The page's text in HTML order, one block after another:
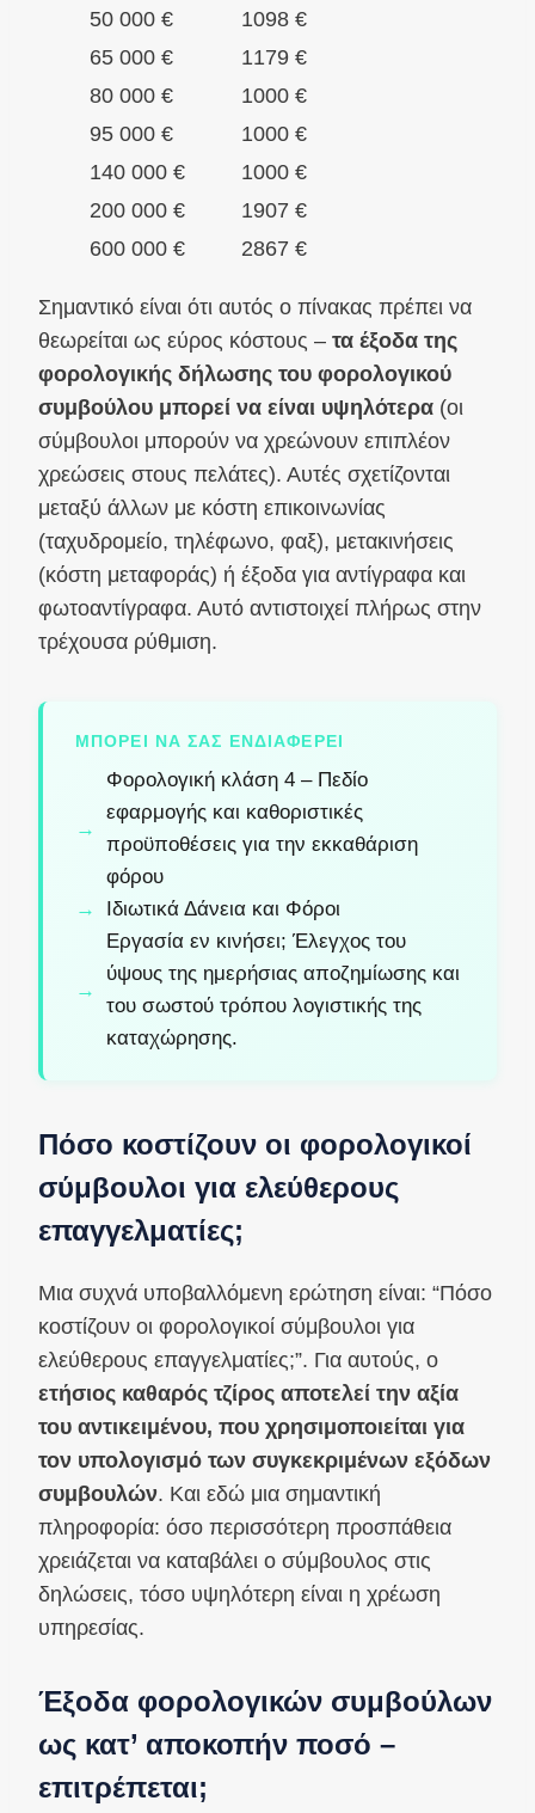
50 000 €
1098 €
65 000 €
1179 €
80 000 €
1000 €
95 000 €
1000 €
140 000 €
1000 €
200 000 €
1907 €
600 000 €
2867 €
Σημαντικό είναι ότι αυτός ο πίνακας πρέπει να
θεωρείται ως εύρος κόστους – τα έξοδα της
φορολογικής δήλωσης του φορολογικού
συμβούλου μπορεί να είναι υψηλότερα (οι
σύμβουλοι μπορούν να χρεώνουν επιπλέον
χρεώσεις στους πελάτες). Αυτές σχετίζονται
μεταξύ άλλων με κόστη επικοινωνίας
(ταχυδρομείο, τηλέφωνο, φαξ), μετακινήσεις
(κόστη μεταφοράς) ή έξοδα για αντίγραφα και
φωτοαντίγραφα. Αυτό αντιστοιχεί πλήρως στην
τρέχουσα ρύθμιση.
ΜΠΟΡΕΊ ΝΑ ΣΑΣ ΕΝΔΙΑΦΈΡΕΙ
Φορολογική κλάση 4 – Πεδίο
εφαρμογής και καθοριστικές
προϋποθέσεις για την εκκαθάριση
φόρου
Ιδιωτικά Δάνεια και Φόροι
Εργασία εν κινήσει; Έλεγχος του
ύψους της ημερήσιας αποζημίωσης και
του σωστού τρόπου λογιστικής της
καταχώρησης.
Πόσο κοστίζουν οι φορολογικοί
σύμβουλοι για ελεύθερους
επαγγελματίες;
Μια συχνά υποβαλλόμενη ερώτηση είναι: “Πόσο
κοστίζουν οι φορολογικοί σύμβουλοι για
ελεύθερους επαγγελματίες;”. Για αυτούς, ο
ετήσιος καθαρός τζίρος αποτελεί την αξία
του αντικειμένου, που χρησιμοποιείται για
τον υπολογισμό των συγκεκριμένων εξόδων
συμβουλών. Και εδώ μια σημαντική
πληροφορία: όσο περισσότερη προσπάθεια
χρειάζεται να καταβάλει ο σύμβουλος στις
δηλώσεις, τόσο υψηλότερη είναι η χρέωση
υπηρεσίας.
Έξοδα φορολογικών συμβούλων
ως κατ’ αποκοπήν ποσό –
επιτρέπεται;